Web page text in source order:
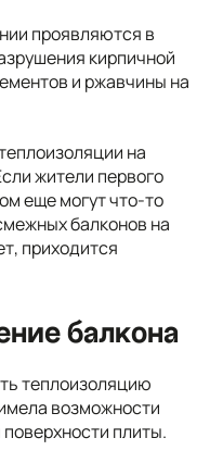
проявляются в
кирпичной
и ржавчины на
на
жители первого
еще могут что-то
балконов на
приходится
балкона
теплоизоляцию
возможности
плиты.